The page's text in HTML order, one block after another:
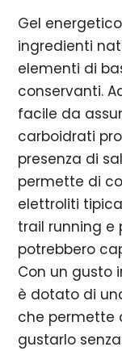
Gel
ingredienti
elementi di
conservanti.
facile da
carboidrati
presenza di
permette di
elettroliti
trail running e
potrebbero
Con un gusto
è dotato di
che permette
gustarlo